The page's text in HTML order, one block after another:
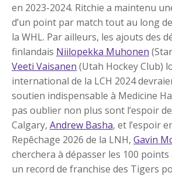
en 2023-2024. Ritchie a maintenu
d’un point par match tout au long
la WHL. Par ailleurs, les ajouts des
finlandais Niilopekka Muhonen
Veeti Vaisanen (Utah Hockey Club)
international de la LCH 2024
soutien indispensable à Medicine
pas oublier non plus sont l’espoir
Calgary, Andrew Basha, et l’espoir
Repêchage 2026 de la LNH, Gavin
cherchera à dépasser les 100
un record de franchise des Tigers